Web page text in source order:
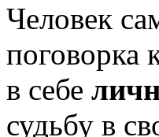
Человек
поговорка
в себе
судьбу в